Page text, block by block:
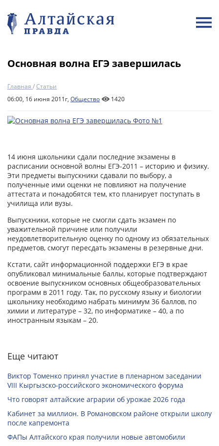
Основная волна ЕГЭ завершилась
Главная /Статьи
06:00, 16 июня 2011г, Общество 1420
14 июня школьники сдали последние экзамены в
расписании основной волны ЕГЭ-2011 – историю и физику.
Эти предметы выпускники сдавали по выбору, а
полученные ими оценки не повлияют на получение
аттестата и понадобятся тем, кто планирует поступать в
училища или вузы.
Выпускники, которые не смогли сдать экзамен по
уважительной причине или получили
неудовлетворительную оценку по одному из обязательных
предметов, смогут пересдать экзамены в резервные дни.
Кстати, сайт информационной поддержки ЕГЭ в крае
опубликовал минимальные баллы, которые подтверждают
освоение выпускником основных общеобразовательных
программ в 2011 году. Так, по русскому языку и биологии
школьнику необходимо набрать минимум 36 баллов, по
химии и литературе – 32, по информатике – 40, а по
иностранным языкам – 20.
Еще читают
Виктор Томенко принял участие в пленарном заседании
VIII Кыргызско-российского экономического форума
Что говорят алтайские аграрии об урожае 2026 года
Кабинет за миллион. В Романовском районе открыли школу
после капремонта
ФАПы Алтайского края получили новые автомобили